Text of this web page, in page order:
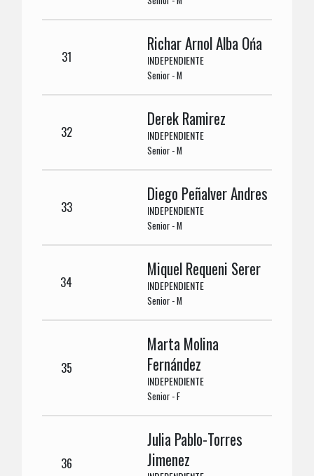
31
Richar Arnol Alba Ońa
INDEPENDIENTE
Senior - M
32
Derek Ramirez
INDEPENDIENTE
Senior - M
33
Diego Peñalver Andres
INDEPENDIENTE
Senior - M
34
Miquel Requeni Serer
INDEPENDIENTE
Senior - M
35
Marta Molina
Fernández
INDEPENDIENTE
Senior - F
36
Julia Pablo-Torres
Jimenez